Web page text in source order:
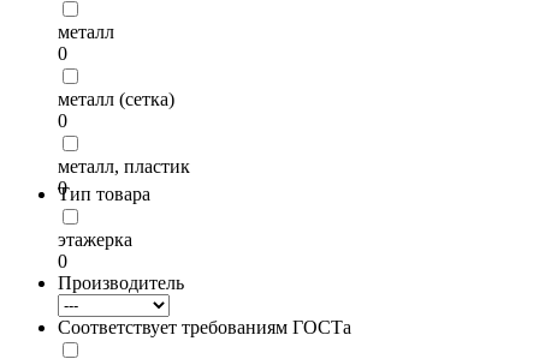
металл
0
металл (сетка)
0
металл, пластик
0
Тип товара
этажерка
0
Производитель
Соответствует требованиям ГОСТа